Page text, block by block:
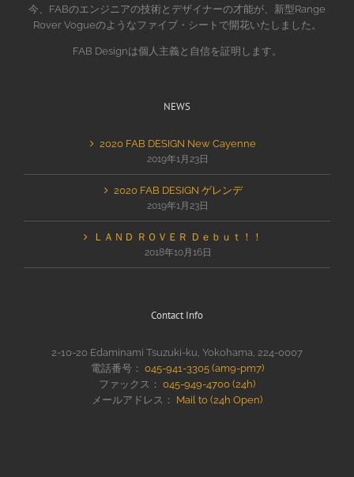
今、FABのエンジニアの技術とデザイナーの才能が、新型Range
Rover Vogueのようなファイブ・シートで開花いたしました。
FAB Designは個人主義と自信を証明します。
NEWS
2020 FAB DESIGN New Cayenne
2019年1月23日
2020 FAB DESIGN ゲレンデ
2019年1月23日
ＬＡＮＤ ＲＯＶＥＲ Ｄｅｂｕｔ！！
2018年10月16日
Contact Info
2-10-20 Edaminami Tsuzuki-ku, Yokohama, 224-0007
電話番号： 045-941-3305 (am9-pm7)
ファックス： 045-949-4700 (24h)
メールアドレス： Mail to (24h Open)